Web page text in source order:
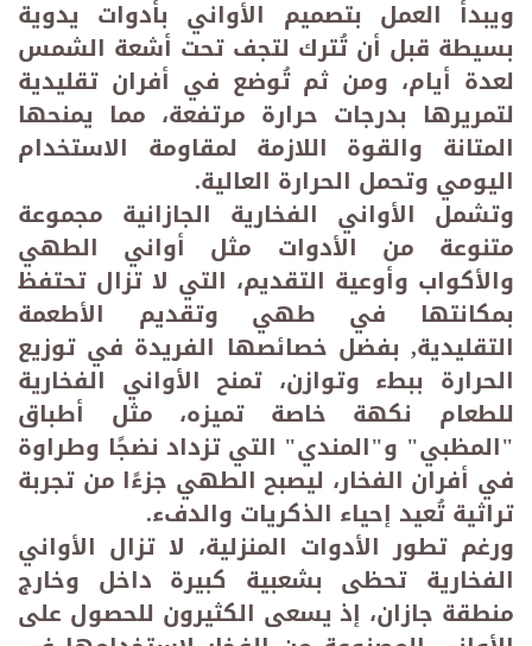
ويبدأ العمل بتصميم الأواني بأدوات يدوية
بسيطة قبل أن تُترك لتجف تحت أشعة الشمس
لعدة أيام، ومن ثم تُوضع في أفران تقليدية
لتمريرها بدرجات حرارة مرتفعة، مما يمنحها
المتانة والقوة اللازمة لمقاومة الاستخدام
اليومي وتحمل الحرارة العالية.
وتشمل الأواني الفخارية الجازانية مجموعة
متنوعة من الأدوات مثل أواني الطهي
والأكواب وأوعية التقديم، التي لا تزال تحتفظ
بمكانتها في طهي وتقديم الأطعمة
التقليدية, بفضل خصائصها الفريدة في توزيع
الحرارة ببطء وتوازن، تمنح الأواني الفخارية
للطعام نكهة خاصة تميزه، مثل أطباق
"المظبي" و"المندي" التي تزداد نضجًا وطراوة
في أفران الفخار، ليصبح الطهي جزءًا من تجربة
تراثية تُعيد إحياء الذكريات والدفء.
ورغم تطور الأدوات المنزلية، لا تزال الأواني
الفخارية تحظى بشعبية كبيرة داخل وخارج
منطقة جازان، إذ يسعى الكثيرون للحصول على